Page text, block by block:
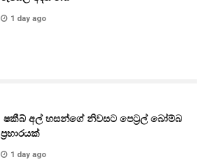
1 day ago
ෂකීබ් අල් හසන්ගේ නිවසට පෙට්‍රල් බෝම්බ
ප්‍රහාරයක්
1 day ago